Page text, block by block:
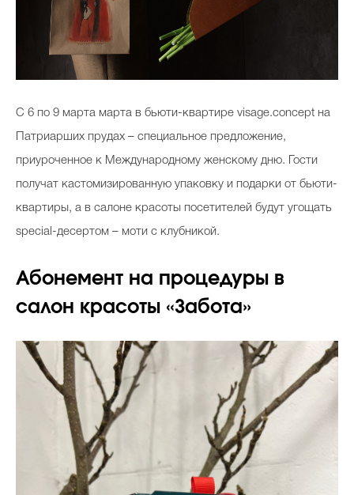
С 6 по 9 марта марта в бьюти-квартире visage.concept на
Патриарших прудах – специальное предложение,
приуроченное к Международному женскому дню. Гости
получат кастомизированную упаковку и подарки от бьюти-
квартиры, а в салоне красоты посетителей будут угощать
special-десертом – моти с клубникой.
Абонемент на процедуры в
салон красоты «Забота»